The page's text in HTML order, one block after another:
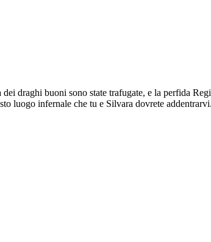
draghi buoni sono state trafugate, e la perfida
luogo infernale che tu e Silvara dovrete